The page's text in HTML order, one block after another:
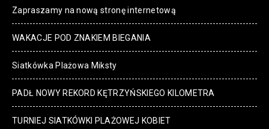
Zapraszamy na nową stronę internetową
WAKACJE POD ZNAKIEM BIEGANIA
Siatkówka Plażowa Miksty
PADŁ NOWY REKORD KĘTRZYŃSKIEGO KILOMETRA
TURNIEJ SIATKÓWKI PLAŻOWEJ KOBIET